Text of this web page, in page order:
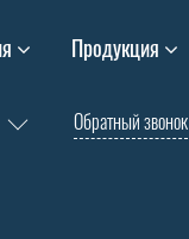
Продукция
Обратный звонок